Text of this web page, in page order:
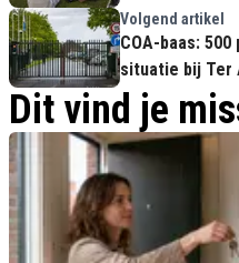
Volgend artikel
COA-baas:
situatie bij Ter
Dit vind je